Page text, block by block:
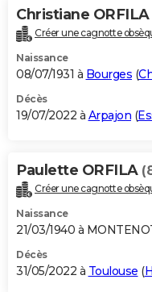
Christiane ORFILA
Créer une cagnotte
Naissance
08/07/1931 à Bourges (
Décès
19/07/2022 à Arpajon (
Paulette ORFILA
Créer une cagnotte
Naissance
21/03/1940 à
Décès
31/05/2022 à Toulouse (